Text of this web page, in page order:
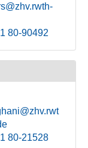
80-90492
80-21528